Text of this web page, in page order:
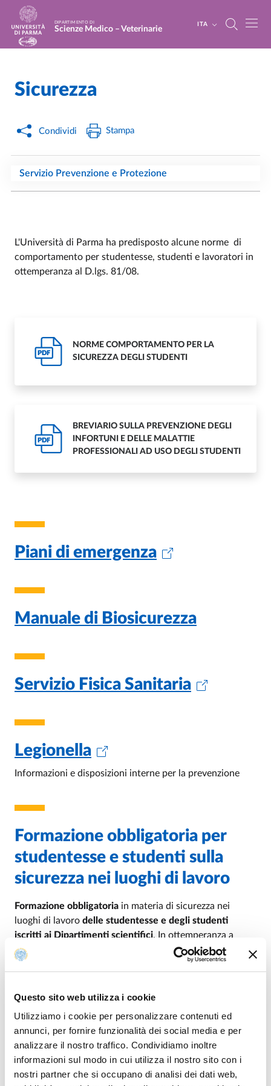
Questo sito web utilizza i cookie
Utilizziamo i cookie per personalizzare contenuti ed
annunci, per fornire funzionalità dei social media e per
analizzare il nostro traffico. Condividiamo inoltre
informazioni sul modo in cui utilizza il nostro sito con i
nostri partner che si occupano di analisi dei dati web,
Salta al contenuto principale
Skip to footer
DIPARTIMENTO DI
Scienze Medico – Veterinarie
ITA
Home /
Sicurezza
Condividi Stampa
Servizio Prevenzione e Protezione
L'Università di Parma ha predisposto alcune norme di
comportamento per studentesse, studenti e lavoratori in
ottemperanza al D.lgs. 81/08.
PDF
NORME COMPORTAMENTO PER LA
SICUREZZA DEGLI STUDENTI
PDF
BREVIARIO SULLA PREVENZIONE DEGLI
INFORTUNI E DELLE MALATTIE
PROFESSIONALI AD USO DEGLI STUDENTI
Piani di emergenza
Manuale di Biosicurezza
Servizio Fisica Sanitaria
Legionella
Informazioni e disposizioni interne per la prevenzione
Formazione obbligatoria per
studentesse e studenti sulla
sicurezza nei luoghi di lavoro
Formazione obbligatoria in materia di sicurezza nei
luoghi di lavoro delle studentesse e degli studenti
iscritti ai Dipartimenti scientifici. In ottemperanza a
quanto previsto dal combinato disposto del Dlgs. 81/08
e dell'Accordo Stato Regione del 25/07/2012, l'Ateneo è
materia di sicurezza sui luoghi di lavoro.
Sono considerati lavoratori a tutti gli effetti "le
studentesse e gli studenti dei corsi universitari,
dottorandi/e, specializzandi/e, tirocinanti, borsisti/e e i
soggetti ad essi equiparati quando frequentino
laboratori didattici, di ricerca o di servizio nei quali si